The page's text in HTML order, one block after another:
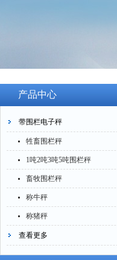
产品中心
带围栏电子秤
牲畜围栏秤
1吨2吨3吨5吨围栏秤
畜牧围栏秤
称牛秤
称猪秤
查看更多